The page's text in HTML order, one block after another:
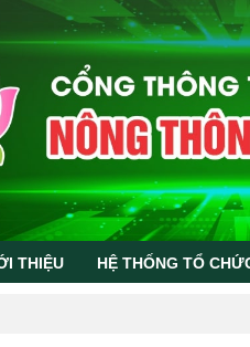
THIỆU HỆ THỐNG TỔ